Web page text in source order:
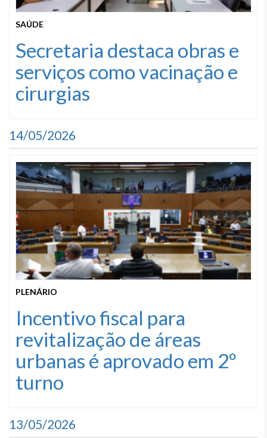
SAÚDE
Secretaria destaca obras e
serviços como vacinação e
cirurgias
14/05/2026
PLENÁRIO
Incentivo fiscal para
revitalização de áreas
urbanas é aprovado em 2º
turno
13/05/2026